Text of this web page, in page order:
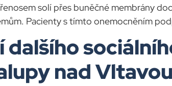
solí přes buněčné membrány
Pacienty s tímto onemocněním
dalšího
nad Vltavou